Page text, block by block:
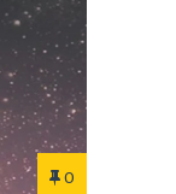
0